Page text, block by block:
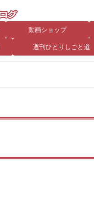
動画ショップ
週刊ひとりしごと道